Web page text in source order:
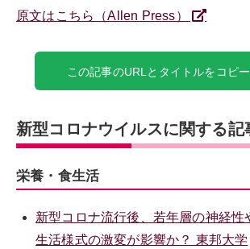
原文はこちら（Allen Press）
この記事のURLとタイトルをコピ
新型コロナウイルスに関する記
栄養・食生活
新型コロナ流行後、若年層の神経
生活様式の激変が影響か？ 東邦大学